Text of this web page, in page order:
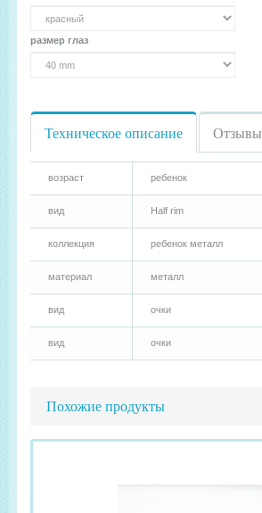
размер глаз
Техническое описание Отзывы
возраст ребенок
вид Half rim
коллекция ребенок металл
материал металл
вид очки
вид очки
Похожие продукты